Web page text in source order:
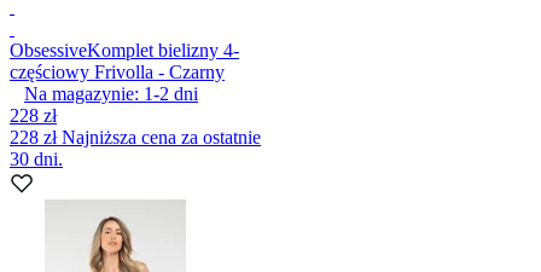
ObsessiveKomplet bielizny 4-
częściowy Frivolla - Czarny
Na magazynie: 1-2 dni
228 zł
228 złNajniższa cena za ostatnie
30 dni.